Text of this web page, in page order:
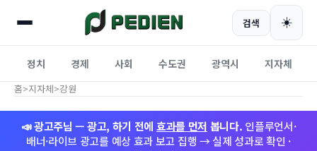
검색 ☀️
정치 경제 사회 수도권 광역시 지자체
홈>지자체>강원
📣 광고주님 — 광고, 하기 전에 효과를 먼저 봅니다. 인플루언서·
배너·라이브 광고를 예상 효과 보고 집행 → 실제 성과로 확인 ·